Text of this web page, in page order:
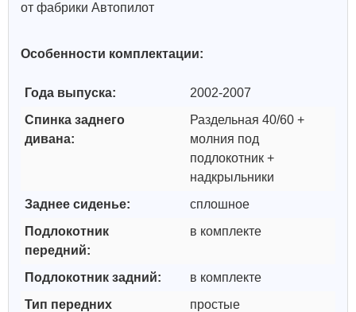
от фабрики Автопилот
Особенности комплектации:
Года выпуска:
2002-2007
Спинка заднего
дивана:
Раздельная 40/60 +
молния под
подлокотник +
надкрыльники
Заднее сиденье:
сплошное
Подлокотник
передний:
в комплекте
Подлокотник задний:
в комплекте
Тип передних
простые